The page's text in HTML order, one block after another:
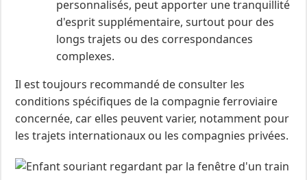
personnalisés, peut apporter une tranquillité
d'esprit supplémentaire, surtout pour des
longs trajets ou des correspondances
complexes.
Il est toujours recommandé de consulter les
conditions spécifiques de la compagnie ferroviaire
concernée, car elles peuvent varier, notamment pour
les trajets internationaux ou les compagnies privées.